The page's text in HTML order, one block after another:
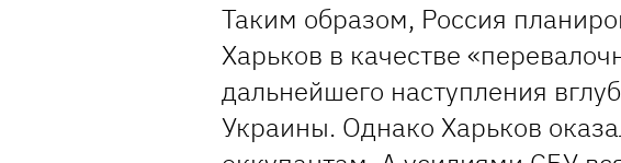
Таким образом, Россия
Харьков в качестве
дальнейшего наступления
Украины. Однако Харьков